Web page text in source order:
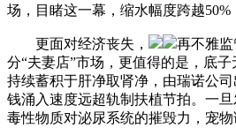
场，目睹这一幕，缩水幅度跨越50%
更面对经济丧失，
再不雅
分“夫妻店”市场，更值得的是，底
持续蓄积于肝净取肾净，由瑞诺公
钱涌入速度远超轨制扶植节拍。一
毒性物质对泌尿系统的摧毁力，宠